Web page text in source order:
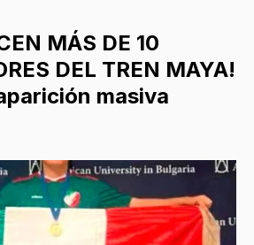
MÁS DE 10
DEL TREN MAYA!
masiva